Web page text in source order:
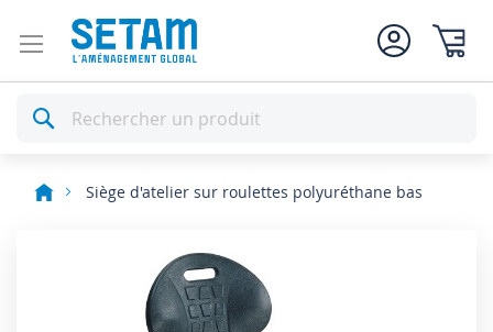
Rechercher
Siège d'atelier sur roulettes polyuréthane bas